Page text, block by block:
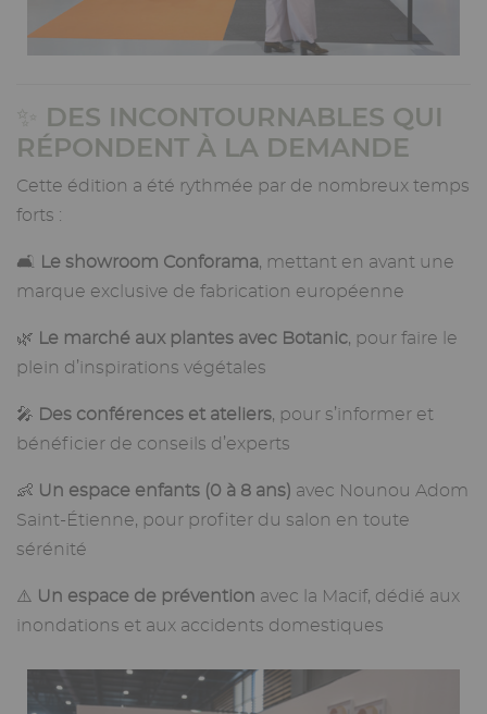
✨ DES INCONTOURNABLES QUI
RÉPONDENT À LA DEMANDE
Cette édition a été rythmée par de nombreux temps
forts :
🛋️ Le showroom Conforama, mettant en avant une
marque exclusive de fabrication européenne
🌿 Le marché aux plantes avec Botanic, pour faire le
plein d’inspirations végétales
🎤 Des conférences et ateliers, pour s’informer et
bénéficier de conseils d’experts
👶 Un espace enfants (0 à 8 ans) avec Nounou Adom
Saint-Étienne, pour profiter du salon en toute
sérénité
⚠️ Un espace de prévention avec la Macif, dédié aux
inondations et aux accidents domestiques
Image